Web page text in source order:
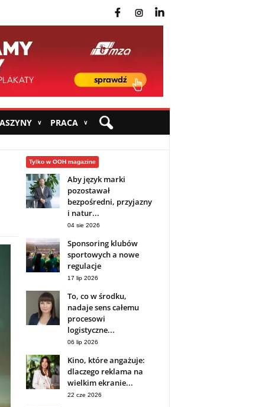
∨ PRACA ∨
Tylko w OOH magazine
Aby język marki
pozostawał
bezpośredni, przyjazny
i natur...
04 sie 2026
Sponsoring klubów
sportowych a nowe
regulacje
17 lip 2026
To, co w środku,
nadaje sens całemu
procesowi
logistyczne...
06 lip 2026
Kino, które angażuje:
dlaczego reklama na
wielkim ekranie...
22 cze 2026